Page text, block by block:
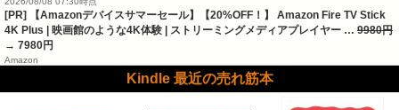
[PR] 【Amazonデバイスサマーセール】【20%OFF！】 Amazon Fire TV Stick
4K Plus | 映画館のような4K体験 | ストリーミングメディアプレイヤー … 9980円
→ 7980円
Amazon
Kindle 最近の売れ筋本